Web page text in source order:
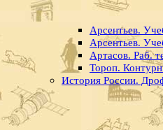
Арсентьев.
Арсентьев.
Артасов. Раб.
Тороп.
История России.